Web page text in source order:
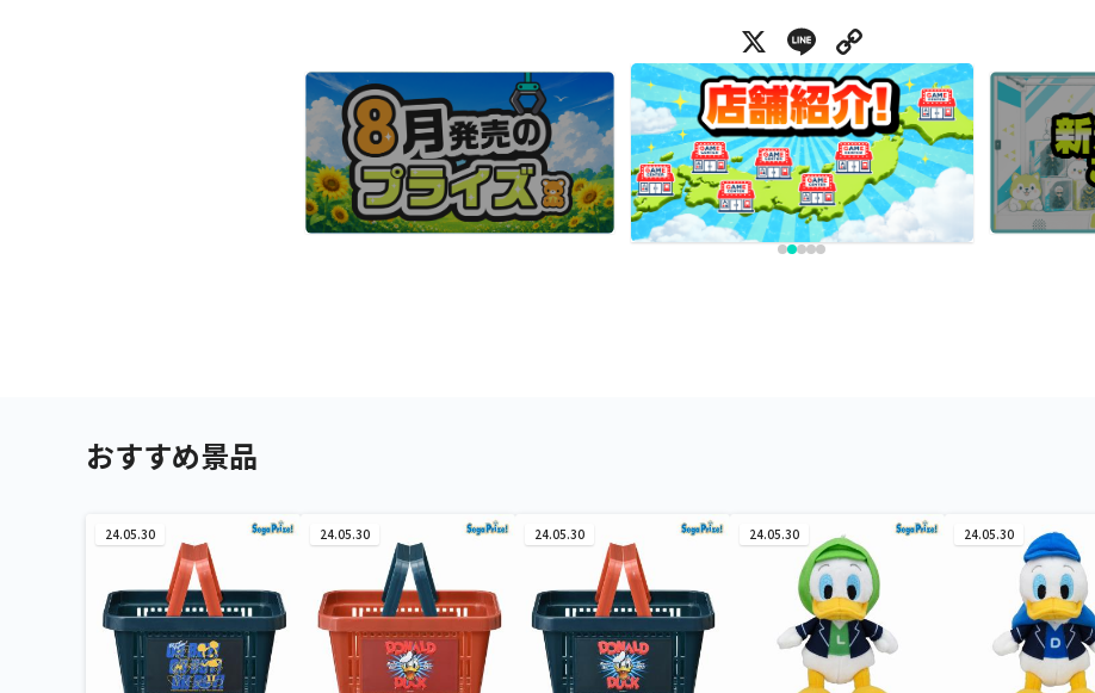
X Line
おすすめ景品
24.05.30 24.05.30 24.05.30 24.05.30 24.05.30